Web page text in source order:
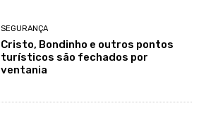
SEGURANÇA
Cristo, Bondinho e outros pontos
turísticos são fechados por
ventania